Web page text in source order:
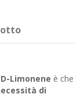
Limonene è che
di